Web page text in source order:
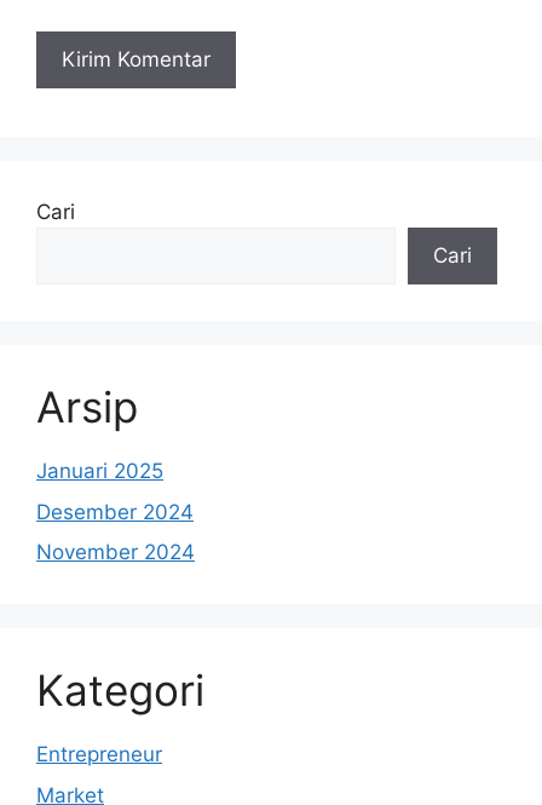
Cari
Cari
Arsip
Januari 2025
Desember 2024
November 2024
Kategori
Entrepreneur
Market